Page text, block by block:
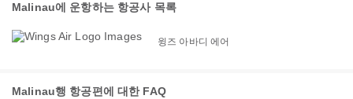
Malinau에 운항하는 항공사 목록
윙즈 아바디 에어
Malinau행 항공편에 대한 FAQ